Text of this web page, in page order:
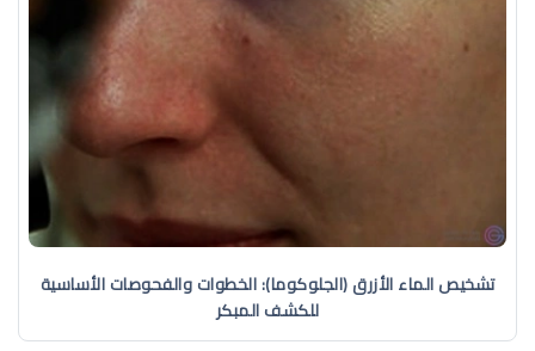
تشخيص الماء الأزرق (الجلوكوما): الخطوات والفحوصات الأساسية
للكشف المبكر